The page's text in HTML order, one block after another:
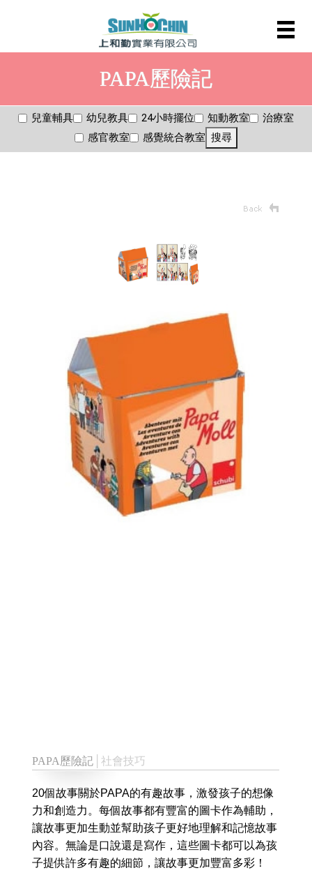
PAPA歷險記
兒童輔具 幼兒教具 24小時擺位 知動教室
治療室
感官教室
感覺統合教室 搜尋
PAPA歷險記│社會技巧
20個故事關於PAPA的有趣故事，激發孩子的想像
力和創造力。每個故事都有豐富的圖卡作為輔助，
讓故事更加生動並幫助孩子更好地理解和記憶故事
內容。無論是口說還是寫作，這些圖卡都可以為孩
子提供許多有趣的細節，讓故事更加豐富多彩！